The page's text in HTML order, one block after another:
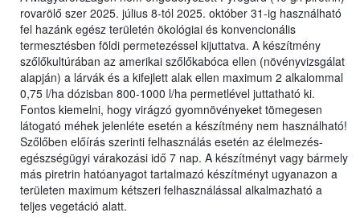
rovarölő szer 2025. július 8-tól 2025. október 31-ig használható
fel hazánk egész területén ökológiai és konvencionális
termesztésben földi permetezéssel kijuttatva. A készítmény
szőlőkultúrában az amerikai szőlőkabóca ellen (növényvizsgálat
alapján) a lárvák és a kifejlett alak ellen maximum 2 alkalommal
0,75 l/ha dózisban 800-1000 l/ha permetlével juttatható ki.
Fontos kiemelni, hogy virágzó gyomnövényeket tömegesen
látogató méhek jelenléte esetén a készítmény nem használható!
Szőlőben előírás szerinti felhasználás esetén az élelmezés-
egészségügyi várakozási idő 7 nap. A készítményt vagy bármely
más piretrin hatóanyagot tartalmazó készítményt ugyanazon a
területen maximum kétszeri felhasználással alkalmazható a
teljes vegetáció alatt.